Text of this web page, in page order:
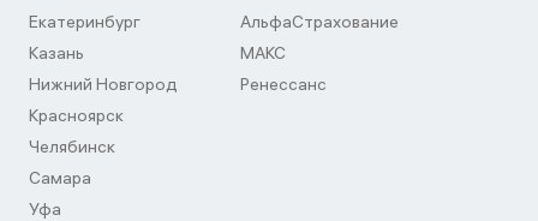
Екатеринбург
Казань
Нижний Новгород
Красноярск
Челябинск
Самара
Уфа
АльфаСтрахование
МАКС
Ренессанс